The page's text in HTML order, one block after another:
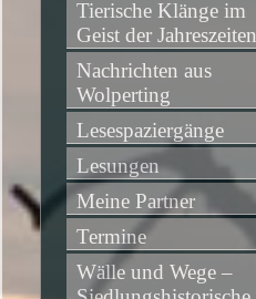
Tierische Klänge im
Geist der Jahreszeiten
Nachrichten aus
Wolperting
Lesespaziergänge
Lesungen
Meine Partner
Termine
Wälle und Wege –